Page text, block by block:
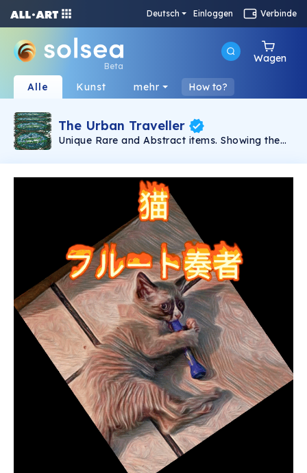
Deutsch Einloggen Verbinde
Beta
Wagen
Alle Kunst mehr How to?
The Urban Traveller
Unique Rare and Abstract items. Showing the
effects, as part of the life the art of the simple